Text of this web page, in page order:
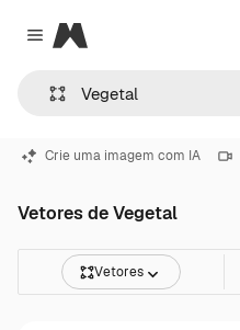
Close menu
Magnific
Crie uma imagem com IA
Vetores de Vegetal
Vetores